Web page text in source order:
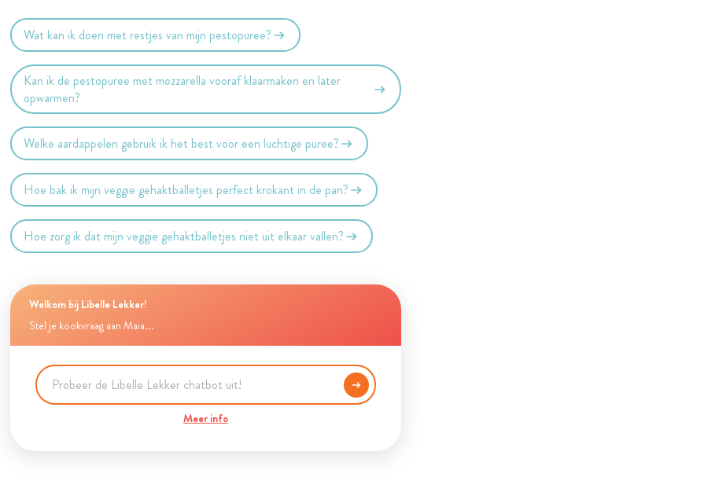
Wat kan ik doen met restjes van mijn pestopuree?
Kan ik de pestopuree met mozzarella vooraf klaarmaken en later
opwarmen?
Welke aardappelen gebruik ik het best voor een luchtige puree?
Hoe bak ik mijn veggie gehaktballetjes perfect krokant in de pan?
Hoe zorg ik dat mijn veggie gehaktballetjes niet uit elkaar vallen?
Welkom bij Libelle Lekker!
Stel je kookvraag aan Maia...
Meer info